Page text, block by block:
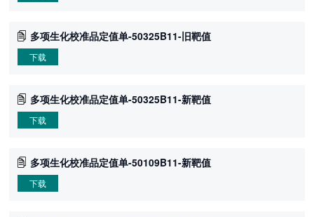
多项生化校准品定值单-50325B11-旧靶值
下载
多项生化校准品定值单-50325B11-新靶值
下载
多项生化校准品定值单-50109B11-新靶值
下载